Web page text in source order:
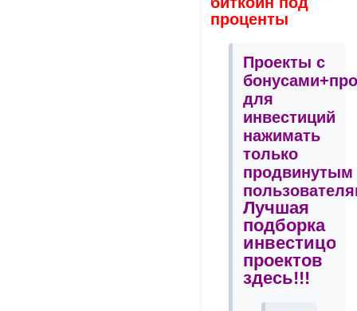
проценты
Проекты с
для
инвестиций
нажимать
только
продвинутым
Лучшая
подборка
проектов
здесь!!!